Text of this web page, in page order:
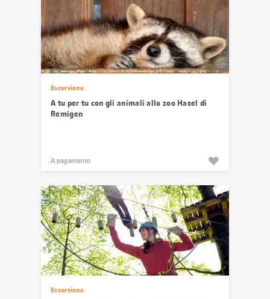
Escursione
A tu per tu con gli animali allo zoo Hasel di
Remigen
A pagamento
Escursione